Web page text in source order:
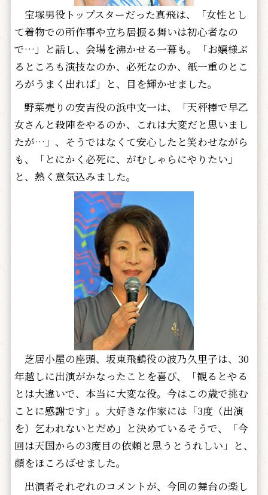
宝塚男役トップスターだった真飛は、「女性とし
て着物での所作事や立ち居振る舞いは初心者なの
で…」と話し、会場を沸かせる一幕も。「お嬢様ぶ
るところも演技なのか、必死なのか、紙一重のとこ
ろがうまく出れば」と、目を輝かせました。
野菜売りの安吉役の浜中文一は、「天秤棒で早乙
女さんと殺陣をやるのか、これは大変だと思いまし
たが…」、そうではなくて安心したと笑わせながら
も、「とにかく必死に、がむしゃらにやりたい」
と、熱く意気込みました。
芝居小屋の座頭、坂東飛鶴役の波乃久里子は、30
年越しに出演がかなったことを喜び、「観るとやる
とは大違いで、本当に大変な役。今はこの歳で挑む
ことに感謝です」。大好きな作家には「3度（出演
を）乞われないとだめ」と決めているそうで、「今
回は天国からの3度目の依頼と思うとうれしい」と、
顔をほころばせました。
出演者それぞれのコメントが、今回の舞台の楽し